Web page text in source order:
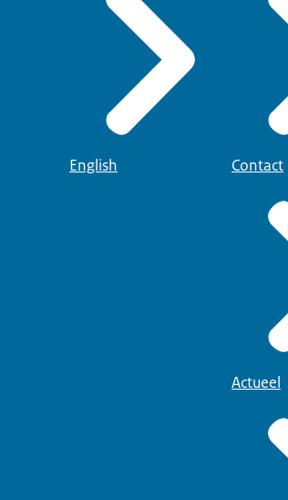
English Contact
Actueel